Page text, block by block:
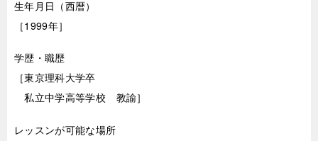
生年月日（西暦）
［1999年］
学歴・職歴
［東京理科大学卒
私立中学高等学校 教諭］
レッスンが可能な場所